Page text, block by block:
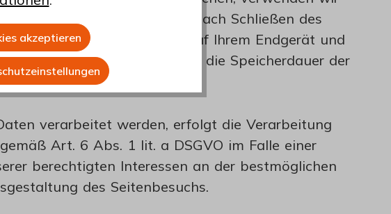
werden diese Cookies nach Schließen des
diese Cookies länger auf Ihrem Endgerät und
Im letzteren Fall können Sie die Speicherdauer der
verarbeitet werden, erfolgt die Verarbeitung
Art. 6 Abs. 1 lit. a DSGVO im Falle einer
berechtigten Interessen an der bestmöglichen
des Seitenbesuchs.
akzeptieren